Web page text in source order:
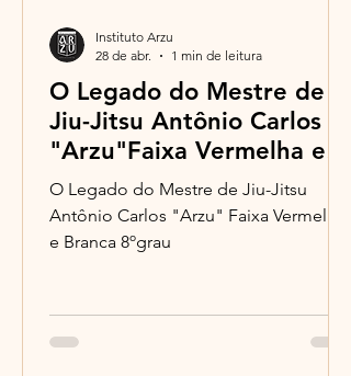
O Legado do Mestre de
Jiu-Jitsu Antônio Carlos
"Arzu"Faixa Vermelha e
Branca 8ºgrau
O Legado do Mestre de Jiu-Jitsu
Antônio Carlos "Arzu" Faixa Vermelha
e Branca 8ºgrau
Instituto Arzu
28 de abr.
1 min de leitura